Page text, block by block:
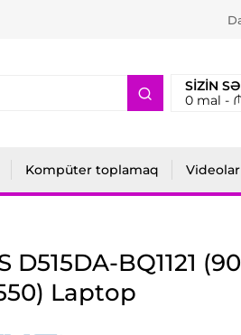
SIZIN
0mal -
Kompüter toplamaq Videolar
D515DA-BQ1121
Laptop